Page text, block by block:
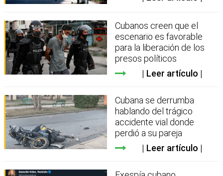
Cubanos creen que el
escenario es favorable
para la liberación de los
presos políticos
Leer artículo
Cubana se derrumba
hablando del trágico
accidente vial donde
perdió a su pareja
Leer artículo